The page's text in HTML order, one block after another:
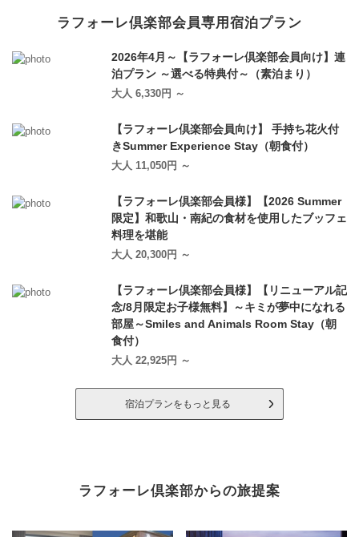
ラフォーレ倶楽部会員専⽤宿泊プラン
2026年4月～【ラフォーレ倶楽部会員向け】連
泊プラン ～選べる特典付～（素泊まり）
大人 6,330円 ～
【ラフォーレ倶楽部会員向け】 手持ち花火付
きSummer Experience Stay（朝食付）
大人 11,050円 ～
【ラフォーレ倶楽部会員様】【2026 Summer
限定】和歌山・南紀の食材を使用したブッフェ
料理を堪能
大人 20,300円 ～
【ラフォーレ倶楽部会員様】【リニューアル記
念/8月限定お子様無料】～キミが夢中になれる
部屋～Smiles and Animals Room Stay（朝
食付）
大人 22,925円 ～
宿泊プランをもっと見る
ラフォーレ倶楽部からの旅提案